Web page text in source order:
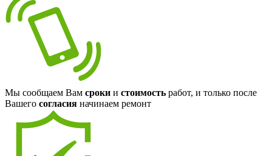
Мы сообщаем Вам сроки и стоимость работ, и только после
Вашего согласия начинаем ремонт